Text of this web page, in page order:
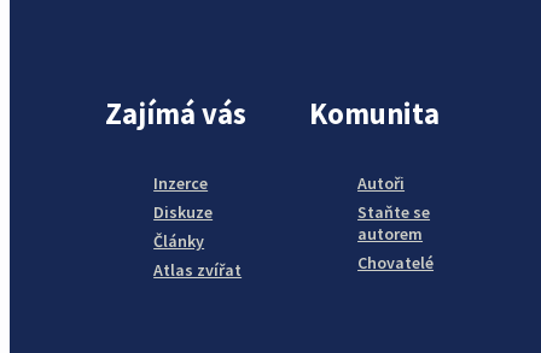
Zajímá vás
Inzerce
Diskuze
Články
Atlas zvířat
Komunita
Autoři
Staňte se
autorem
Chovatelé